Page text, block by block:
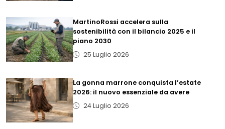
MartinoRossi accelera sulla
sostenibilità con il bilancio 2025 e il
piano 2030
25 Luglio 2026
La gonna marrone conquista l’estate
2026: il nuovo essenziale da avere
24 Luglio 2026